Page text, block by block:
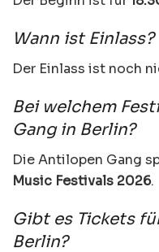
Wann ist Einlass?
Der Einlass ist noch
Bei welchem
Gang in Berlin?
Die Antilopen Gang
Music Festivals 2026.
Gibt es Tickets
Berlin?